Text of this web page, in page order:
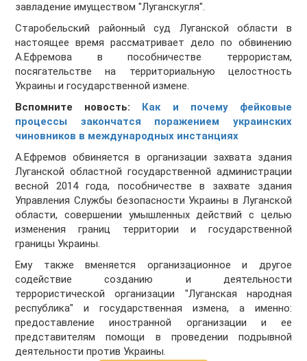
завладение имуществом "Луганскугля".
Старобельский районный суд Луганской области в
настоящее время рассматривает дело по обвинению
А.Ефремова в пособничестве террористам,
посягательстве на территориальную целостность
Украины и государственной измене.
Вспомните новость: Как и почему фейковые
процессы закончатся поражением украинских
чиновников в международных инстанциях
А.Ефремов обвиняется в организации захвата здания
Луганской областной государственной администрации
весной 2014 года, пособничестве в захвате здания
Управления Службы безопасности Украины в Луганской
области, совершении умышленных действий с целью
изменения границ территории и государственной
границы Украины.
Ему также вменяется организационное и другое
содействие созданию и деятельности
террористической организации "Луганская народная
республика" и государственная измена, а именно:
предоставление иностранной организации и ее
представителям помощи в проведении подрывной
деятельности против Украины.